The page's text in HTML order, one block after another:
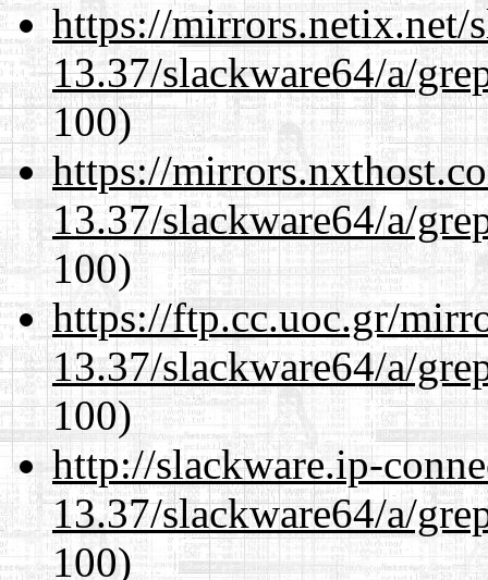
https://mirrors.netix.net/
13.37/slackware64/a/
100)
https://
13.37/slackware64/a/
100)
https://ftp.cc.uoc.gr/
13.37/slackware64/a/
100)
http://slackware.ip-
13.37/slackware64/a/
100)